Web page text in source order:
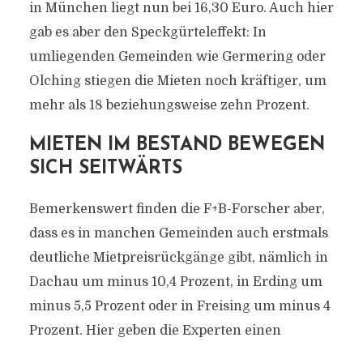
in München liegt nun bei 16,30 Euro. Auch hier
gab es aber den Speckgürteleffekt: In
umliegenden Gemeinden wie Germering oder
Olching stiegen die Mieten noch kräftiger, um
mehr als 18 beziehungsweise zehn Prozent.
MIETEN IM BESTAND BEWEGEN
SICH SEITWÄRTS
Bemerkenswert finden die F+B-Forscher aber,
dass es in manchen Gemeinden auch erstmals
deutliche Mietpreisrückgänge gibt, nämlich in
Dachau um minus 10,4 Prozent, in Erding um
minus 5,5 Prozent oder in Freising um minus 4
Prozent. Hier geben die Experten einen